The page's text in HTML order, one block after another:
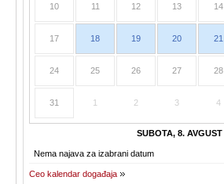
10 11 12 13 14
17 18 19 20 21
24 25 26 27 28
31 1 2 3 4
SUBOTA, 8. AVGUST
Nema najava za izabrani datum
Ceo kalendar događaja